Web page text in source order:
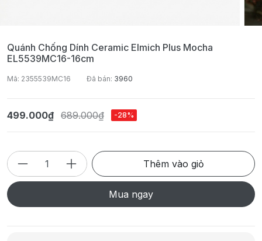
Quánh Chống Dính Ceramic Elmich Plus Mocha
EL5539MC16-16cm
Mã: 2355539MC16 Đã bán: 3960
499.000₫ 689.000₫ -28%
Thêm vào giỏ
Mua ngay